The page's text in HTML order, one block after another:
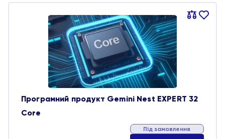
Порівняти
В
Програмний продукт Gemini Nest EXPERT 32
Core
Під замовлення